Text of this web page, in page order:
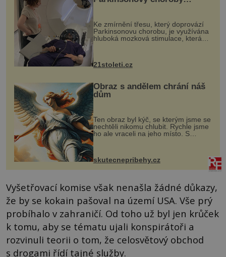
Ke zmírnění třesu, který doprovází
Parkinsonovu chorobu, je využívána
hluboká mozková stimulace, která
však vyžaduje vysoce invazivní
k dostatečně přesnému zacílení ...
21stoleti.cz
Obraz s andělem chrání náš
dům
Ten obraz byl kýč, se kterým jsme se
nechtěli nikomu chlubit. Rychle jsme
ho ale vraceli na jeho místo. S
manželem Vaškem jsme si pořídili
chaloupku, takový domek na severu
Čech, kde jsme si naplánova...
skutecnepribehy.cz
Vyšetřovací komise však nenašla žádné důkazy,
že by se kokain pašoval na území USA. Vše prý
probíhalo v zahraničí. Od toho už byl jen krůček
k tomu, aby se tématu ujali konspirátoři a
rozvinuli teorii o tom, že celosvětový obchod
s drogami řídí tajné služby.